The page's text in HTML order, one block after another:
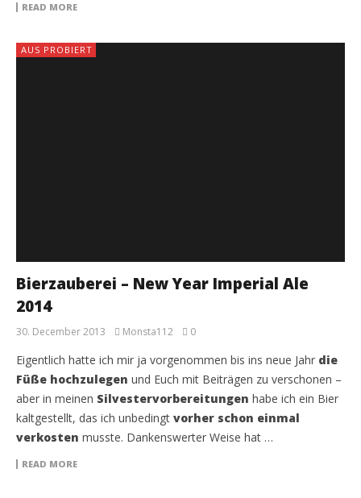
READ MORE
AUS PROBIERT
Bierzauberei – New Year Imperial Ale
2014
30. December 2013 Monsta112 0
Eigentlich hatte ich mir ja vorgenommen bis ins neue Jahr die
Füße hochzulegen und Euch mit Beiträgen zu verschonen –
aber in meinen Silvestervorbereitungen habe ich ein Bier
kaltgestellt, das ich unbedingt vorher schon einmal
verkosten musste. Dankenswerter Weise hat …
READ MORE